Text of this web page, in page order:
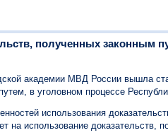
полученных законным
академии МВД России вышла
в уголовном процессе
использования
на использование доказательств,